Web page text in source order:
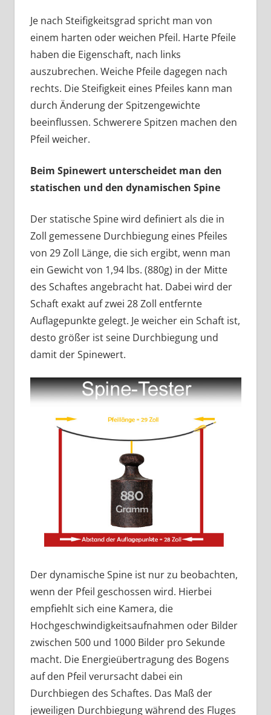
Je nach Steifigkeitsgrad spricht man von
einem harten oder weichen Pfeil. Harte Pfeile
haben die Eigenschaft, nach links
auszubrechen. Weiche Pfeile dagegen nach
rechts. Die Steifigkeit eines Pfeiles kann man
durch Änderung der Spitzengewichte
beeinflussen. Schwerere Spitzen machen den
Pfeil weicher.
Beim Spinewert unterscheidet man den
statischen und den dynamischen Spine
Der statische Spine wird definiert als die in
Zoll gemessene Durchbiegung eines Pfeiles
von 29 Zoll Länge, die sich ergibt, wenn man
ein Gewicht von 1,94 lbs. (880g) in der Mitte
des Schaftes angebracht hat. Dabei wird der
Schaft exakt auf zwei 28 Zoll entfernte
Auflagepunkte gelegt. Je weicher ein Schaft ist,
desto größer ist seine Durchbiegung und
damit der Spinewert.
Der dynamische Spine ist nur zu beobachten,
wenn der Pfeil geschossen wird. Hierbei
empfiehlt sich eine Kamera, die
Hochgeschwindigkeitsaufnahmen oder Bilder
zwischen 500 und 1000 Bilder pro Sekunde
macht. Die Energieübertragung des Bogens
auf den Pfeil verursacht dabei ein
Durchbiegen des Schaftes. Das Maß der
jeweiligen Durchbiegung während des Fluges